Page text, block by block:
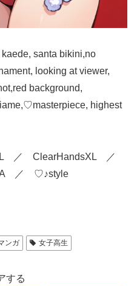
santa bikini,no
looking at viewer,
background,
highest
／ ClearHandsXL ／
／ ♡♪style
ンガ 女子高生
する